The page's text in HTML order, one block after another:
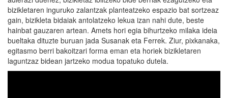
bizikletaren inguruko zalantzak planteatzeko espazio bat sortzeaz
gain, bizikleta bidaiak antolatzeko lekua izan nahi dute, beste
hainbat gauzaren artean. Amets hori egia bihurtzeko milaka ideia
bueltaka dituzte buruan jada Susanak eta Ferrek. Ziur, pixkanaka,
egitasmo berri bakoitzari forma eman eta horiek bizikletaren
laguntzaz bidean jartzeko modua topatuko dutela.